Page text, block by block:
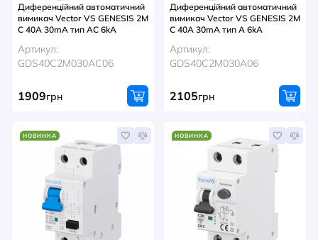
Диференційний автоматичний
вимикач Vector VS GENESIS 2M
C 40A 30mA тип AC 6kA
Артикул:
GDS40C2M030AC06
1909грн
Диференційний автоматичний
вимикач Vector VS GENESIS 2M
C 40A 30mA тип A 6kA
Артикул:
GDS40C2M030A06
2105грн
НОВИНКА НОВИНКА